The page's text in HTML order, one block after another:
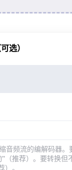
来自 Google
选）
音频流的编解码器。
（推荐）。要转换但